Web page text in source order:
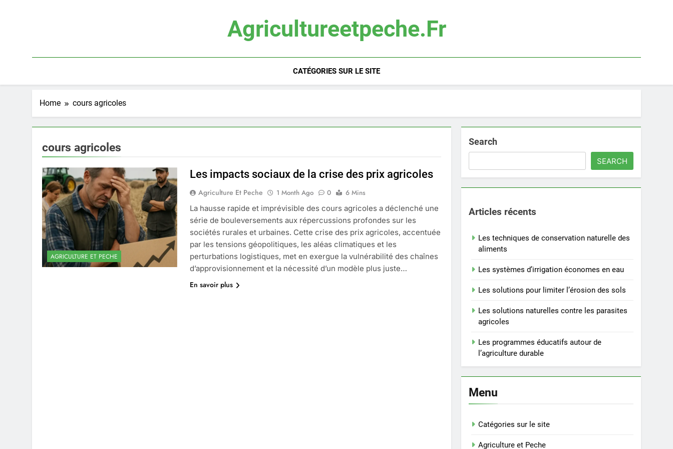
Agricultureetpeche.fr
CATÉGORIES SUR LE SITE
Home cours agricoles
cours agricoles
AGRICULTURE ET PECHE
Les impacts sociaux de la crise des prix agricoles
Agriculture Et Peche 1 Month Ago 0
6 Mins
La hausse rapide et imprévisible des cours agricoles a déclenché une
série de bouleversements aux répercussions profondes sur les
sociétés rurales et urbaines. Cette crise des prix agricoles, accentuée
par les tensions géopolitiques, les aléas climatiques et les
perturbations logistiques, met en exergue la vulnérabilité des chaînes
d’approvisionnement et la nécessité d’un modèle plus juste…
En savoir plus
Search
SEARCH
Articles récents
Les techniques de conservation naturelle des
aliments
Les systèmes d’irrigation économes en eau
Les solutions pour limiter l’érosion des sols
Les solutions naturelles contre les parasites
agricoles
Les programmes éducatifs autour de
l’agriculture durable
Menu
Catégories sur le site
Agriculture et Peche